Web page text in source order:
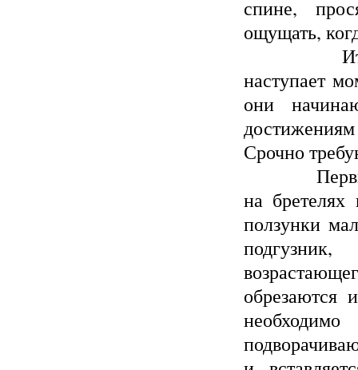
спине,
ощущать,
Итак, не
наступает
они
Срочно
Первые
на
ползунки
обрезаются